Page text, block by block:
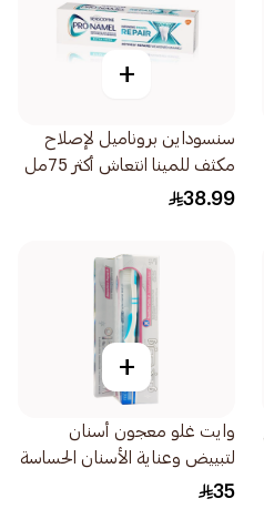
+
سنسوداين بروناميل لإصلاح
مكثف للمينا انتعاش أكثر 75مل
38.99
+
وايت غلو معجون أسنان
لتبييض وعناية الأسنان الحساسة
مع فرشاة أسنان 150جرام
35